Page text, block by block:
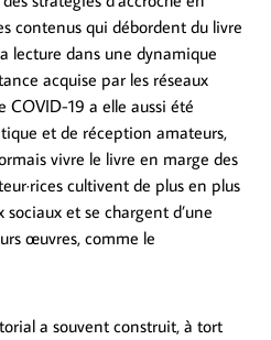
contenus qui débordent du livre
lecture dans une dynamique
acquise par les réseaux
COVID-19 a elle aussi été
et de réception amateurs,
vivre le livre en marge des
cultivent de plus en plus
sociaux et se chargent d’une
œuvres, comme le
a souvent construit, à tort